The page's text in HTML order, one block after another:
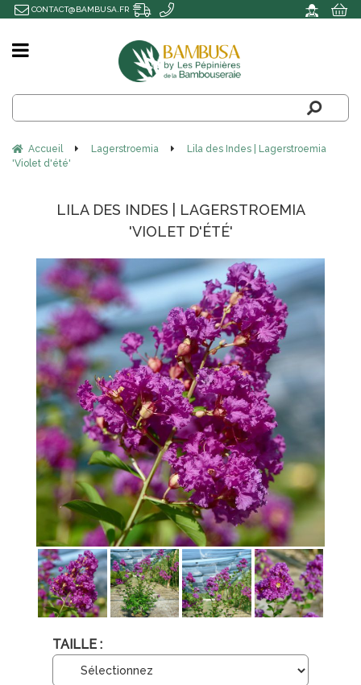
Accueil Lagerstroemia
Lila des Indes | Lagerstroemia
'Violet d'été'
LILA DES INDES | LAGERSTROEMIA
'VIOLET D'ÉTÉ'
TAILLE :
CONTACT@BAMBUSA.FR